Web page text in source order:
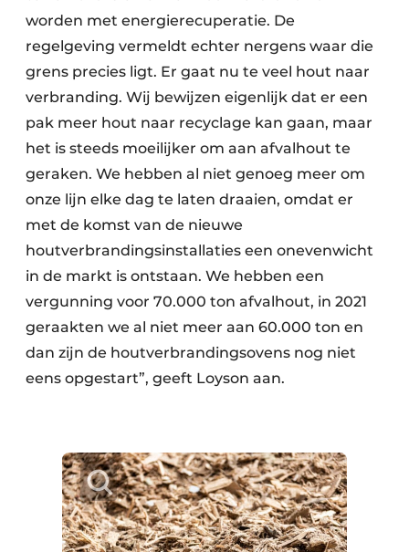
worden met energierecuperatie. De
regelgeving vermeldt echter nergens waar die
grens precies ligt. Er gaat nu te veel hout naar
verbranding. Wij bewijzen eigenlijk dat er een
pak meer hout naar recyclage kan gaan, maar
het is steeds moeilijker om aan afvalhout te
geraken. We hebben al niet genoeg meer om
onze lijn elke dag te laten draaien, omdat er
met de komst van de nieuwe
houtverbrandingsinstallaties een onevenwicht
in de markt is ontstaan. We hebben een
vergunning voor 70.000 ton afvalhout, in 2021
geraakten we al niet meer aan 60.000 ton en
dan zijn de houtverbrandingsovens nog niet
eens opgestart”, geeft Loyson aan.